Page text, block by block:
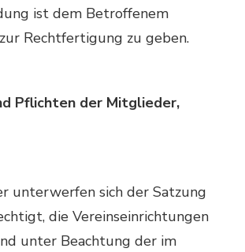
ist dem Betroffenem
Rechtfertigung zu geben.
Pflichten der Mitglieder,
unterwerfen sich der Satzung
die Vereinseinrichtungen
unter Beachtung der im